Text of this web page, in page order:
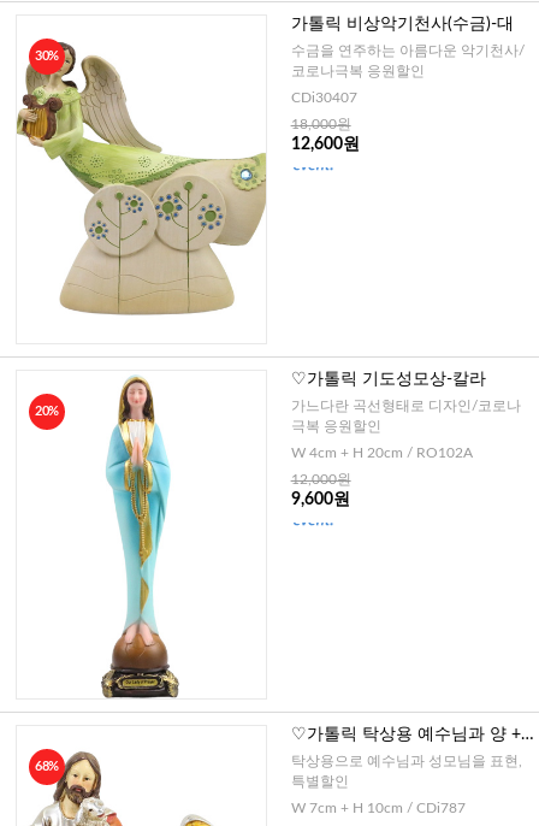
30%
가톨릭 비상악기천사(수금)-대
수금을 연주하는 아름다운 악기천사/
코로나극복 응원할인
CDi30407
18,000원
12,600원
20%
♡가톨릭 기도성모상-칼라
가느다란 곡선형태로 디자인/코로나
극복 응원할인
W 4cm + H 20cm / RO102A
12,000원
9,600원
68%
♡가톨릭 탁상용 예수님과 양 +
장미와 성모님(세트)
탁상용으로 예수님과 성모님을 표현,
특별할인
W 7cm + H 10cm / CDi787